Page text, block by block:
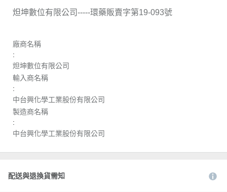
炟坤數位有限公司-----環藥販賣字第19-093號
廠商名稱
:
炟坤數位有限公司
輸入商名稱
:
中台興化學工業股份有限公司
製造商名稱
:
中台興化學工業股份有限公司
配送與退換貨需知